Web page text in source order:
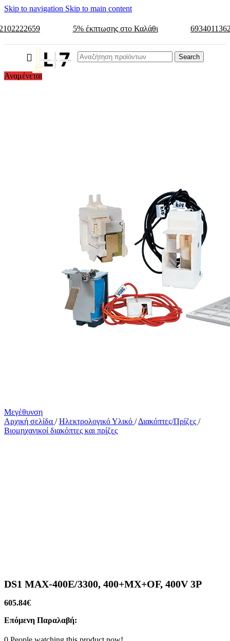
Skip to navigation Skip to main content
5% έκπτωσης στο Καλάθι
Search
Αναμένεται
Μεγέθυνση
Αρχική σελίδα / Ηλεκτρολογικό Υλικό / Διακόπτες/Πρίζες /
Βιομηχανικοί διακόπτες και πρίζες
DS1 MAX-400E/3300, 400+MX+OF, 400V 3P
605.84€
Επόμενη Παραλαβή: